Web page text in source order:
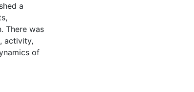
a
There was
activity,
of